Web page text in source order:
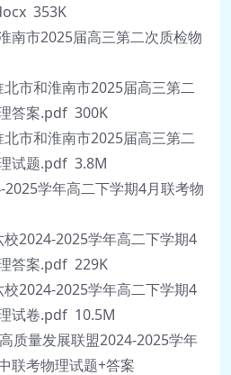
353K
南市2025届高三第二次质检物
市和淮南市2025届高三第二
答案.pdf 300K
市和淮南市2025届高三第二
试题.pdf 3.8M
2025学年高二下学期4月联考物
2024-2025学年高二下学期4
答案.pdf 229K
2024-2025学年高二下学期4
试卷.pdf 10.5M
质量发展联盟2024-2025学年
联考物理试题+答案